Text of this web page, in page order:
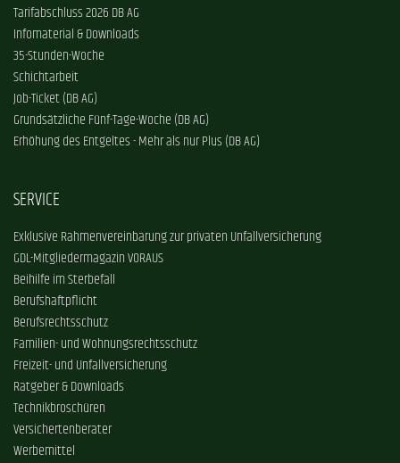
Tarifabschluss 2026 DB AG
Infomaterial & Downloads
35-Stunden-Woche
Schichtarbeit
Job-Ticket (DB AG)
Grundsätzliche Fünf-Tage-Woche (DB AG)
Erhöhung des Entgeltes - Mehr als nur Plus (DB AG)
SERVICE
Exklusive Rahmenvereinbarung zur privaten Unfallversicherung
GDL-Mitgliedermagazin VORAUS
Beihilfe im Sterbefall
Berufshaftpflicht
Berufsrechtsschutz
Familien- und Wohnungsrechtsschutz
Freizeit- und Unfallversicherung
Ratgeber & Downloads
Technikbroschüren
Versichertenberater
Werbemittel